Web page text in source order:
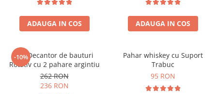
ADAUGA IN COS ADAUGA IN COS
-10%
Set Decantor de bauturi
Rotativ cu 2 pahare argintiu
262 RON
236 RON
Pahar whiskey cu Suport
Trabuc
95 RON